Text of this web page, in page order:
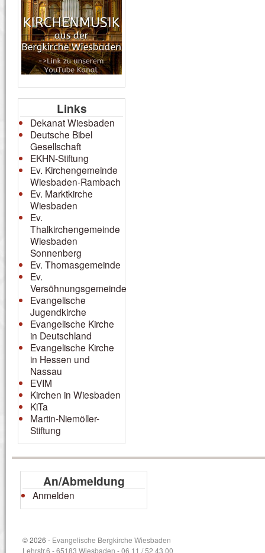
Links
Dekanat Wiesbaden
Deutsche Bibel
Gesellschaft
EKHN-Stiftung
Ev. Kirchengemeinde
Wiesbaden-Rambach
Ev. Marktkirche
Wiesbaden
Ev.
Thalkirchengemeinde
Wiesbaden
Sonnenberg
Ev. Thomasgemeinde
Ev.
Versöhnungsgemeinde
Evangelische
Jugendkirche
Evangelische Kirche
in Deutschland
Evangelische Kirche
in Hessen und
Nassau
EVIM
Kirchen in Wiesbaden
KiTa
Martin-Niemöller-
Stiftung
An/Abmeldung
Anmelden
© 2026 - Evangelische Bergkirche Wiesbaden
Lehrstr.6 - 65183 Wiesbaden - 06 11 / 52 43 00